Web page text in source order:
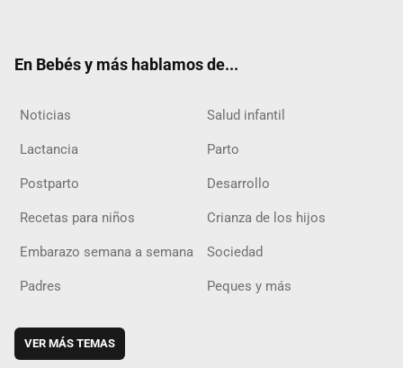
En Bebés y más hablamos de...
Noticias Salud infantil
Lactancia Parto
Postparto Desarrollo
Recetas para niños Crianza de los hijos
Embarazo semana a semana Sociedad
Padres Peques y más
VER MÁS TEMAS